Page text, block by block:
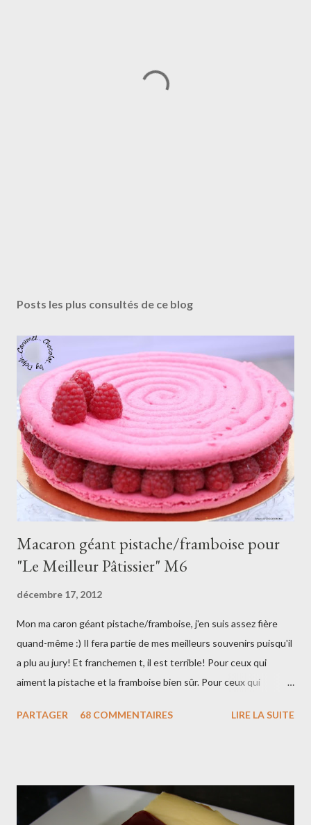
Posts les plus consultés de ce blog
Macaron géant pistache/framboise pour
"Le Meilleur Pâtissier" M6
décembre 17, 2012
Mon ma caron géant pistache/framboise, j'en suis assez fière
quand-même :) Il fera partie de mes meilleurs souvenirs puisqu'il
a plu au jury! Et franchemen t, il est terrible! Pour ceux qui
aiment la pistache et la framboise bien sûr. Pour ceux qui
place. Photos Marie Etchegoyen/M6 Ingrédients pour 4
Pour la crème diplomate pistache : 50cl de lait entier 1 gousse
de vanille 100g de sucre semoule 6 jaunes d’œufs 50g de
PARTAGER 68 COMMENTAIRES LIRE LA SUITE